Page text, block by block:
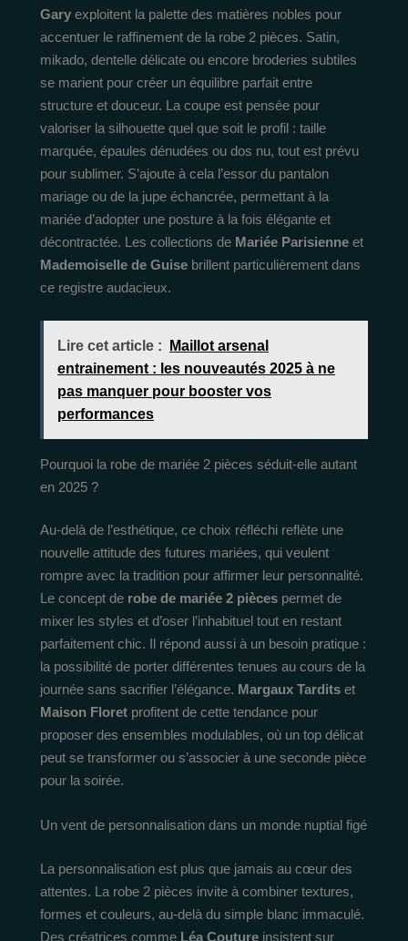
Gary exploitent la palette des matières nobles pour
accentuer le raffinement de la robe 2 pièces. Satin,
mikado, dentelle délicate ou encore broderies subtiles
se marient pour créer un équilibre parfait entre
structure et douceur. La coupe est pensée pour
valoriser la silhouette quel que soit le profil : taille
marquée, épaules dénudées ou dos nu, tout est prévu
pour sublimer. S’ajoute à cela l’essor du pantalon
mariage ou de la jupe échancrée, permettant à la
mariée d’adopter une posture à la fois élégante et
décontractée. Les collections de Mariée Parisienne et
Mademoiselle de Guise brillent particulièrement dans
ce registre audacieux.
Lire cet article :
Maillot arsenal
entrainement : les nouveautés 2025 à ne
pas manquer pour booster vos
performances
Pourquoi la robe de mariée 2 pièces séduit-elle autant
en 2025 ?
Au-delà de l’esthétique, ce choix réfléchi reflète une
nouvelle attitude des futures mariées, qui veulent
rompre avec la tradition pour affirmer leur personnalité.
Le concept de robe de mariée 2 pièces permet de
mixer les styles et d’oser l’inhabituel tout en restant
parfaitement chic. Il répond aussi à un besoin pratique :
la possibilité de porter différentes tenues au cours de la
journée sans sacrifier l’élégance. Margaux Tardits et
Maison Floret profitent de cette tendance pour
proposer des ensembles modulables, où un top délicat
peut se transformer ou s’associer à une seconde pièce
pour la soirée.
Un vent de personnalisation dans un monde nuptial figé
La personnalisation est plus que jamais au cœur des
attentes. La robe 2 pièces invite à combiner textures,
formes et couleurs, au-delà du simple blanc immaculé.
Des créatrices comme Léa Couture insistent sur